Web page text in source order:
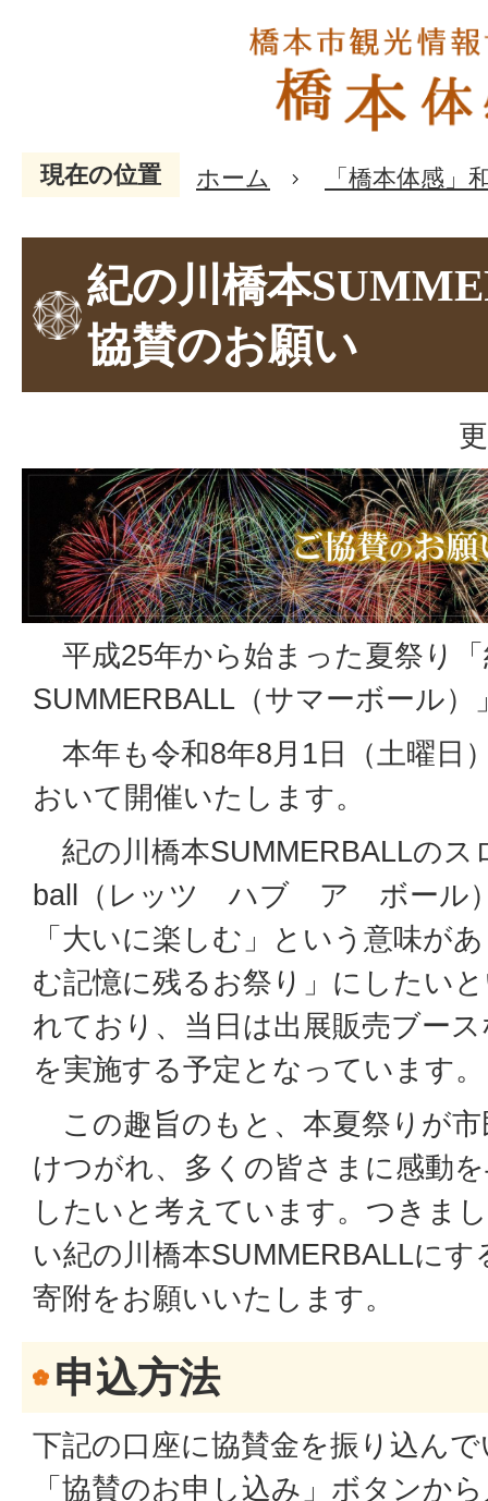
現在の位置 ホーム 「橋本体感」
紀の川橋本
協賛のお願い
平成25年から始まった夏祭り
SUMMERBALL（サマーボール）
本年も令和8年8月1日（土曜日
おいて開催いたします。
紀の川橋本SUMMERBALLのス
ball（レッツ ハブ ア ボール）
「大いに楽しむ」という意味が
む記憶に残るお祭り」にしたい
れており、当日は出展販売ブー
を実施する予定となっています。
この趣旨のもと、本夏祭りが
けつがれ、多くの皆さまに感動
したいと考えています。つきま
い紀の川橋本SUMMERBALLに
寄附をお願いいたします。
申込方法
下記の口座に協賛金を振り込ん
「協賛のお申し込み」ボタンか